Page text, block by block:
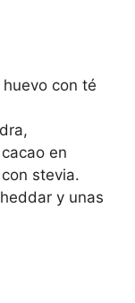
con té
en
stevia.
y unas